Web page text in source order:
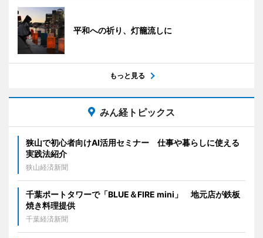
平和への祈り、灯籠流しに
もっと見る
みん経トピックス
狭山で初心者向けAI活用セミナー 仕事や暮らしに使える
実践法紹介
狭山経済新聞
千葉ポートタワーで「BLUE＆FIRE mini」 地元店が鉄板
焼き料理提供
千葉経済新聞